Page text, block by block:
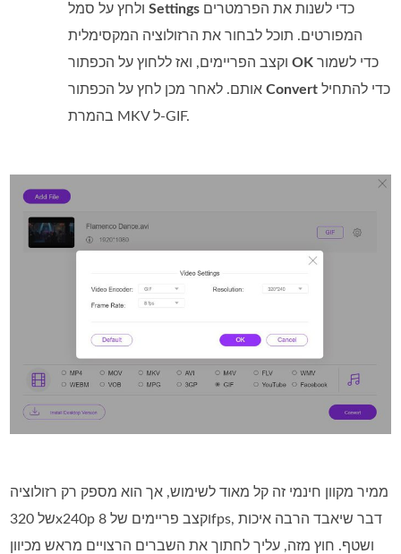
ולחץ על סמלSettings
המפורטים. תוכל לבחור את הרזולוציה המקסימלית
וקצב הפריימים, ואז ללחוץ על הכפתורOK כדי לשמור
אותם. לאחר מכן לחץ על הכפתורConvert כדי להתחיל
בהמרת MKV ל‑GIF.
ממיר מקוון חינמי זה קל מאוד לשימוש, אך הוא מספק רק רזולוציה
של 320x240p וקצב פריימים של 8fps, דבר שיאבד הרבה איכות
ושטף. חוץ מזה, עליך לחתוך את השברים הרצויים מראש מכיוון